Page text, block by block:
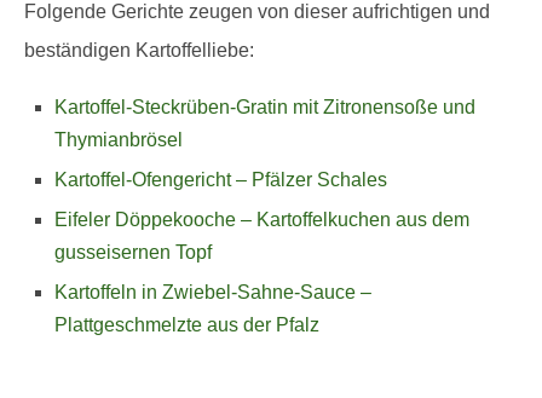
Folgende Gerichte zeugen von dieser aufrichtigen und
beständigen Kartoffelliebe:
Kartoffel-Steckrüben-Gratin mit Zitronensoße und
Thymianbrösel
Kartoffel-Ofengericht – Pfälzer Schales
Eifeler Döppekooche – Kartoffelkuchen aus dem
gusseisernen Topf
Kartoffeln in Zwiebel-Sahne-Sauce –
Plattgeschmelzte aus der Pfalz